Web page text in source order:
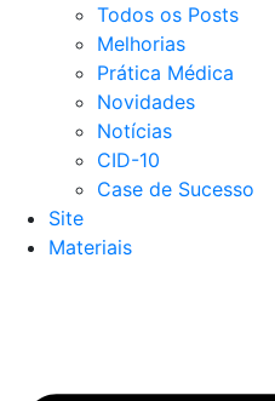
Todos os Posts
Melhorias
Prática Médica
Novidades
Notícias
CID-10
Case de Sucesso
Site
Materiais